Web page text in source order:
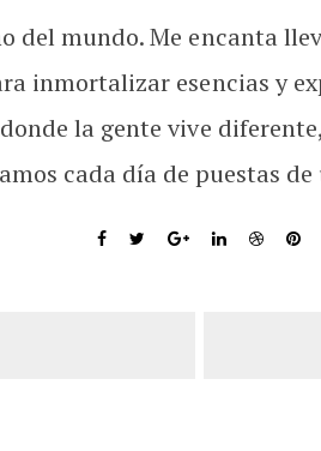
del mundo. Me encanta
inmortalizar esencias y
la gente vive
cada día de puestas de